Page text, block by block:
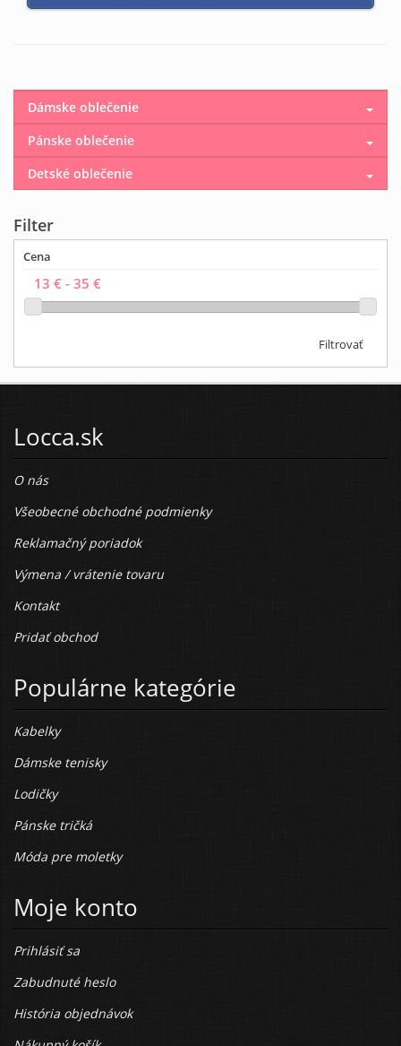
Dámske oblečenie
Pánske oblečenie
Detské oblečenie
Filter
Cena
Filtrovať
Locca.sk
O nás
Všeobecné obchodné podmienky
Reklamačný poriadok
Výmena / vrátenie tovaru
Kontakt
Pridať obchod
Populárne kategórie
Kabelky
Dámske tenisky
Lodičky
Pánske tričká
Móda pre moletky
Moje konto
Prihlásiť sa
Zabudnuté heslo
História objednávok